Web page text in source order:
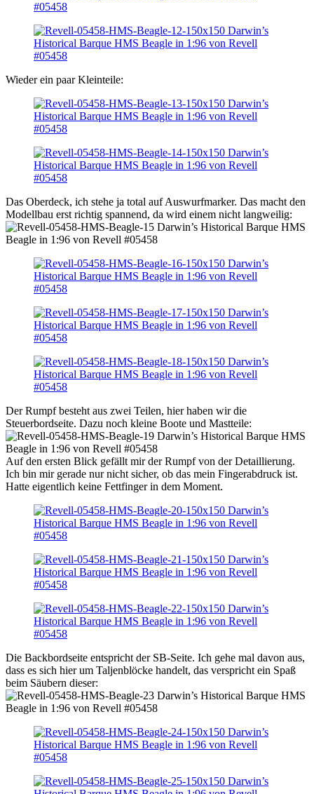
Wieder ein paar Kleinteile:
Das Oberdeck, ich stehe ja total auf Auswurfmarker. Das macht den
Modellbau erst richtig spannend, da wird einem nicht langweilig:
Der Rumpf besteht aus zwei Teilen, hier haben wir die
Steuerbordseite. Dazu noch kleine Boote und Mastteile:
Auf den ersten Blick gefällt mir der Rumpf von der Detaillierung.
Ich bin mir gerade nur nicht sicher, ob das mein Fingerabdruck ist.
Hatte eigentlich keine Fettfinger in dem Moment.
Die Backbordseite entspricht der SB-Seite. Ich gehe mal davon aus,
dass es sich hier um Taljenblöcke handelt, das verspricht ein Spaß
beim Säubern dieser: